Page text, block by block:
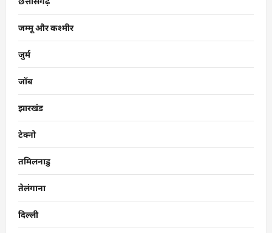
जम्मू और कश्मीर
जुर्म
जॉब
झारखंड
टेक्नो
तमिलनाडु
तेलंगाना
दिल्ली